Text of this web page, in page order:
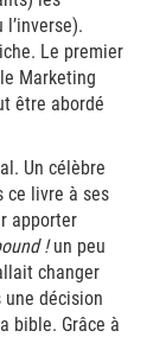
Le premier
Marketing
être abordé
Un célèbre
ce livre à ses
apporter
!un peu
changer
décision
bible. Grâce à